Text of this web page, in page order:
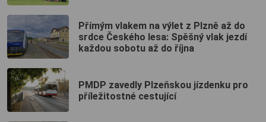
Přímým vlakem na výlet z Plzně až do
srdce Českého lesa: Spěšný vlak jezdí
každou sobotu až do října
PMDP zavedly Plzeňskou jízdenku pro
příležitostné cestující